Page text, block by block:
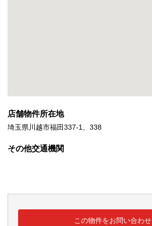
店舗物件所在地
埼玉県川越市福田337-1、338
その他交通機関
この物件をお問い合わせ